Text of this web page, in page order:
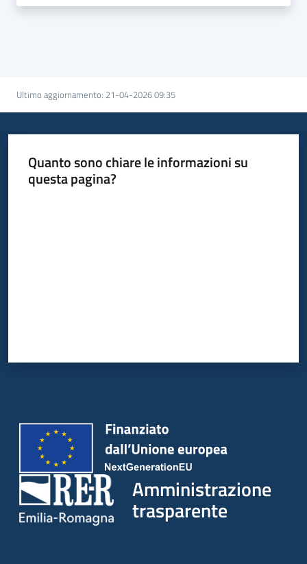
Ultimo aggiornamento: 21-04-2026 09:35
Quanto sono chiare le informazioni su
questa pagina?
Amministrazione
trasparente